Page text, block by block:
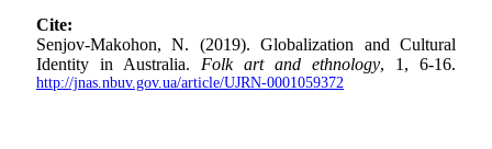
Cite:
Senjov-Makohon, N. (2019). Globalization and Cultural
Identity in Australia. Folk art and ethnology, 1, 6-16.
http://jnas.nbuv.gov.ua/article/UJRN-0001059372